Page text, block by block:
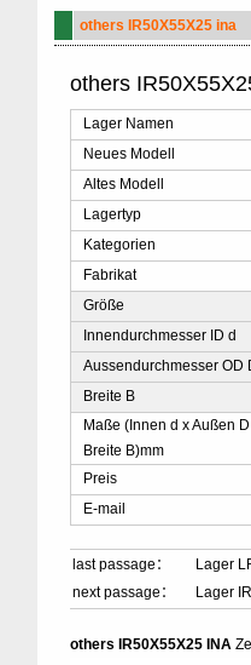
others IR50X55X25 ina
others
Lager Namen
Neues Modell
Altes Modell
Lagertyp
Kategorien
Fabrikat
Größe
Innendurchmesser ID d
Aussendurchmesser OD
Breite B
Maße (Innen d x Außen
Breite B)mm
Preis
E-mail
last passage：
Lager
next passage：
Lager
others IR50X55X25 INA